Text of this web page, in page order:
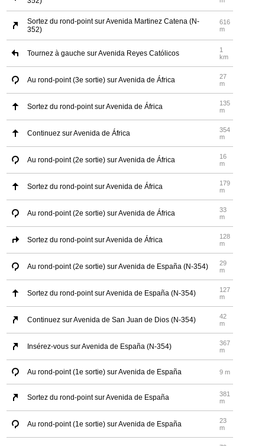
Sortez du rond-point sur Avenida Martinez Catena (N-
352)
616
m
Tournez à gauche sur Avenida Reyes Católicos
1
km
Au rond-point (3e sortie) sur Avenida de África
27
m
Sortez du rond-point sur Avenida de África
135
m
Continuez sur Avenida de África
354
m
Au rond-point (2e sortie) sur Avenida de África
16
m
Sortez du rond-point sur Avenida de África
179
m
Au rond-point (2e sortie) sur Avenida de África
33
m
Sortez du rond-point sur Avenida de África
128
m
Au rond-point (2e sortie) sur Avenida de España (N-354)
29
m
Sortez du rond-point sur Avenida de España (N-354)
127
m
Continuez sur Avenida de San Juan de Dios (N-354)
42
m
Insérez-vous sur Avenida de España (N-354)
367
m
Au rond-point (1e sortie) sur Avenida de España 9 m
Sortez du rond-point sur Avenida de España
381
m
Au rond-point (1e sortie) sur Avenida de España
23
m